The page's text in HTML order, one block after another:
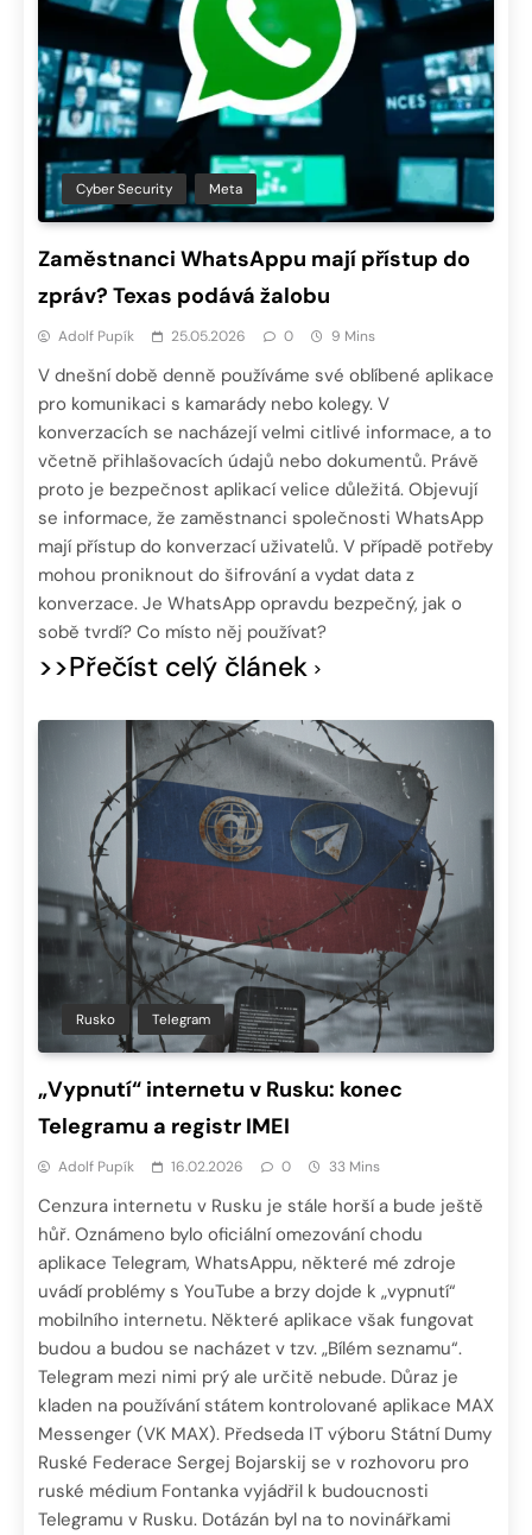
Cyber Security Meta
Zaměstnanci WhatsAppu mají přístup do
zpráv? Texas podává žalobu
Adolf Pupík 25.05.2026 0 9 Mins
V dnešní době denně používáme své oblíbené aplikace
pro komunikaci s kamarády nebo kolegy. V
konverzacích se nacházejí velmi citlivé informace, a to
včetně přihlašovacích údajů nebo dokumentů. Právě
proto je bezpečnost aplikací velice důležitá. Objevují
se informace, že zaměstnanci společnosti WhatsApp
mají přístup do konverzací uživatelů. V případě potřeby
mohou proniknout do šifrování a vydat data z
konverzace. Je WhatsApp opravdu bezpečný, jak o
sobě tvrdí? Co místo něj používat?
>>Přečíst celý článek
Rusko Telegram
„Vypnutí“ internetu v Rusku: konec
Telegramu a registr IMEI
Adolf Pupík 16.02.2026 0 33 Mins
Cenzura internetu v Rusku je stále horší a bude ještě
hůř. Oznámeno bylo oficiální omezování chodu
aplikace Telegram, WhatsAppu, některé mé zdroje
uvádí problémy s YouTube a brzy dojde k „vypnutí“
mobilního internetu. Některé aplikace však fungovat
budou a budou se nacházet v tzv. „Bílém seznamu“.
Telegram mezi nimi prý ale určitě nebude. Důraz je
kladen na používání státem kontrolované aplikace MAX
Messenger (VK MAX). Předseda IT výboru Státní Dumy
Ruské Federace Sergej Bojarskij se v rozhovoru pro
ruské médium Fontanka vyjádřil k budoucnosti
Telegramu v Rusku. Dotázán byl na to novinářkami